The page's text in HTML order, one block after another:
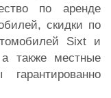
по аренде
скидки по
Sixt и
также местные